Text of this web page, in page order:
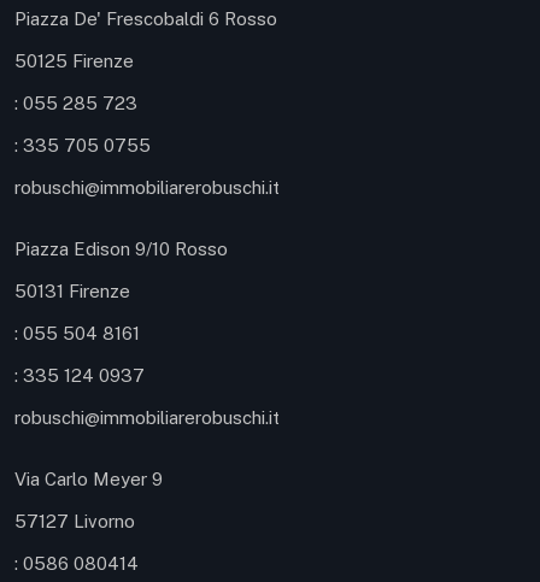
Piazza De' Frescobaldi 6 Rosso
50125 Firenze
: 055 285 723
: 335 705 0755
robuschi@immobiliarerobuschi.it
Piazza Edison 9/10 Rosso
50131 Firenze
: 055 504 8161
: 335 124 0937
robuschi@immobiliarerobuschi.it
Via Carlo Meyer 9
57127 Livorno
: 0586 080414